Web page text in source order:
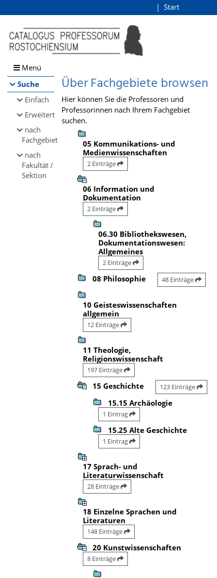
Browsen
direkt zum Inhalt
Start
Menü
Suche
Einfach
Erweitert
nach
Fachgebiet
nach
Fakultät /
Sektion
Über Fachgebiete browsen
Hier können Sie die Professoren und
Professorinnen nach Ihrem Fachgebiet
suchen.
05 Kommunikations- und
Medienwissenschaften
2 Einträge
06 Information und
Dokumentation
2 Einträge
06.30 Bibliothekswesen,
Dokumentationswesen:
Allgemeines
2 Einträge
08 Philosophie 48 Einträge
10 Geisteswissenschaften
allgemein
12 Einträge
11 Theologie,
Religionswissenschaft
197 Einträge
15 Geschichte 123 Einträge
15.15 Archäologie
1 Eintrag
15.25 Alte Geschichte
1 Eintrag
17 Sprach- und
Literaturwissenschaft
28 Einträge
18 Einzelne Sprachen und
Literaturen
148 Einträge
20 Kunstwissenschaften
8 Einträge